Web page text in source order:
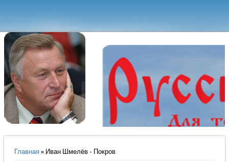
Вы здесь
Главная» Иван Шмелёв - Покров